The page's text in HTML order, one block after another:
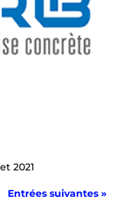
2021
Entrées suivantes »